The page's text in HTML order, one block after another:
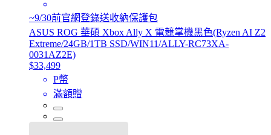
~9/30前官網登錄送收納保護包
ASUS ROG 華碩 Xbox Ally X 電競掌機黑色(Ryzen AI Z2
Extreme/24GB/1TB SSD/WIN11/ALLY-RC73XA-
0031AZ2E)
$33,499
P幣
滿額贈